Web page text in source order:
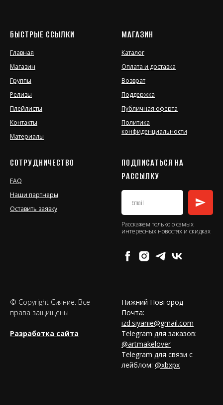
БЫСТРЫЕ ССЫЛКИ
Главная
Магазин
Группы
Релизы
Плейлисты
Контакты
Материалы
МАГАЗИН
Каталог
Оплата и доставка
Возврат
Поддержка
Публичная оферта
Политика
конфиденциальности
СОТРУДНИЧЕСТВО
FAQ
Наши партнеры
Оставить заявку
ПОДПИСАТЬСЯ НА
РАССЫЛКУ
Расскажем только о самых
интересных новостях и скидках
© Copyright Сияние. Все
права защищены
Разработка сайта
Нижний Новгород
Почта:
izd.siyanie@gmail.com
Telegram для заказов:
@artmakelover
Telegram для связи с
лейблом: @xbxpx